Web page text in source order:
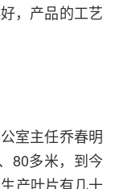
，产品的工艺
室主任乔春明
80多米，到今
产叶片有几十